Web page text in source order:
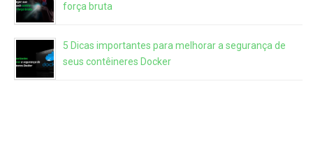
força bruta
5 Dicas importantes para melhorar a segurança de
seus contêineres Docker